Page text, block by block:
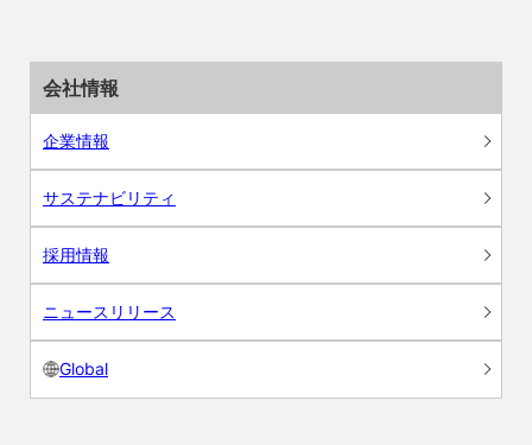
会社情報
企業情報
サステナビリティ
採用情報
ニュースリリース
Global